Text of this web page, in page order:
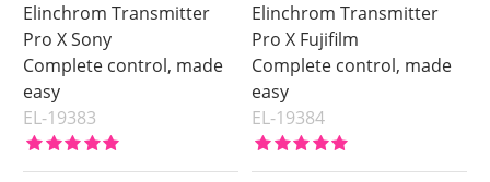
Elinchrom Transmitter
Pro X Sony
Complete control, made
easy
EL-19383
Elinchrom Transmitter
Pro X Fujifilm
Complete control, made
easy
EL-19384